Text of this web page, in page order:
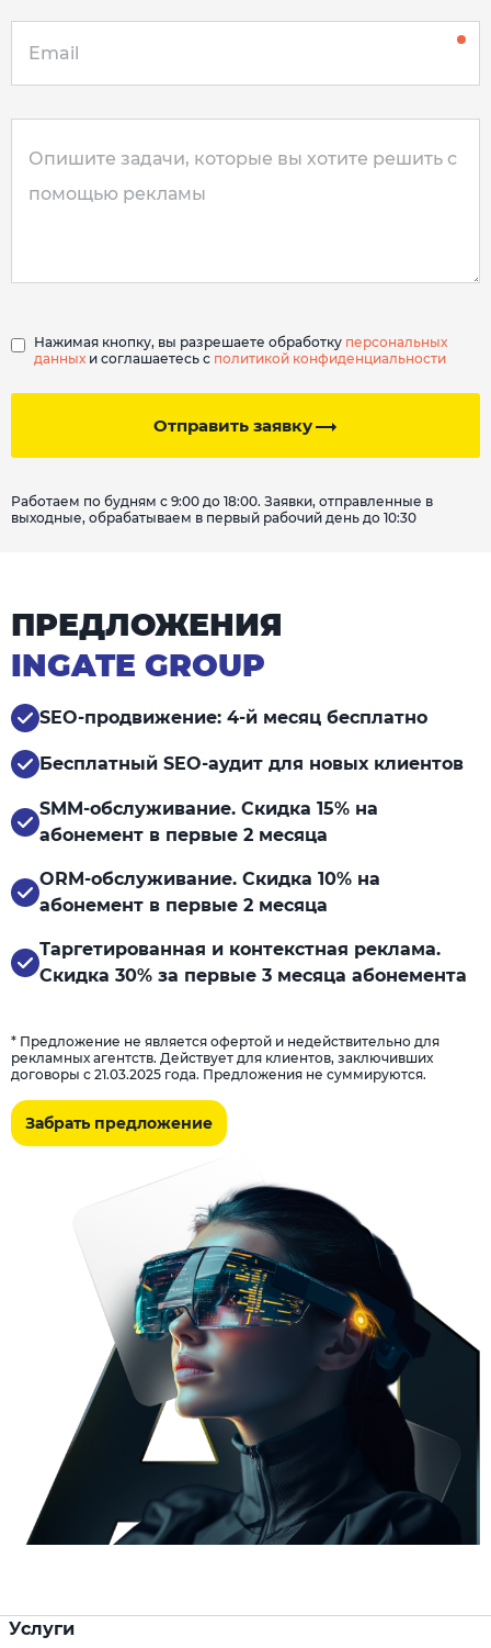
Отправить заявку
Нажимая кнопку, вы разрешаете обработку персональных
данных и соглашаетесь с политикой конфиденциальности
Работаем по будням с 9:00 до 18:00. Заявки, отправленные в
выходные, обрабатываем в первый рабочий день до 10:30
ПРЕДЛОЖЕНИЯ
INGATE GROUP
SEO-продвижение: 4-й месяц бесплатно
Бесплатный SEO-аудит для новых клиентов
SMM-обслуживание. Скидка 15% на
абонемент в первые 2 месяца
ORM-обслуживание. Скидка 10% на
абонемент в первые 2 месяца
Таргетированная и контекстная реклама.
Скидка 30% за первые 3 месяца абонемента
* Предложение не является офертой и недействительно для
рекламных агентств. Действует для клиентов, заключивших
договоры с 21.03.2025 года. Предложения не суммируются.
Забрать предложение
Услуги